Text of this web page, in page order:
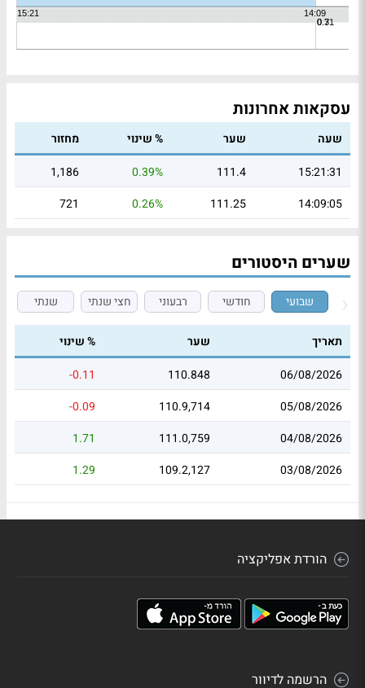
עסקאות אחרונות
שעה שער % שינוי
מחזור
15:21:31
111.4
0.39%
1,186
14:09:05
111.25
0.26%
721
שערים היסטורים
שבועי חודשי רבעוני חצי שנתי שנתי
תאריך שער
% שינוי
06/08/2026
110.848
-0.11
05/08/2026
110.9,714
-0.09
04/08/2026
111.0,759
1.71
03/08/2026
109.2,127
1.29
הורדת אפליקציה
הרשמה לדיוור